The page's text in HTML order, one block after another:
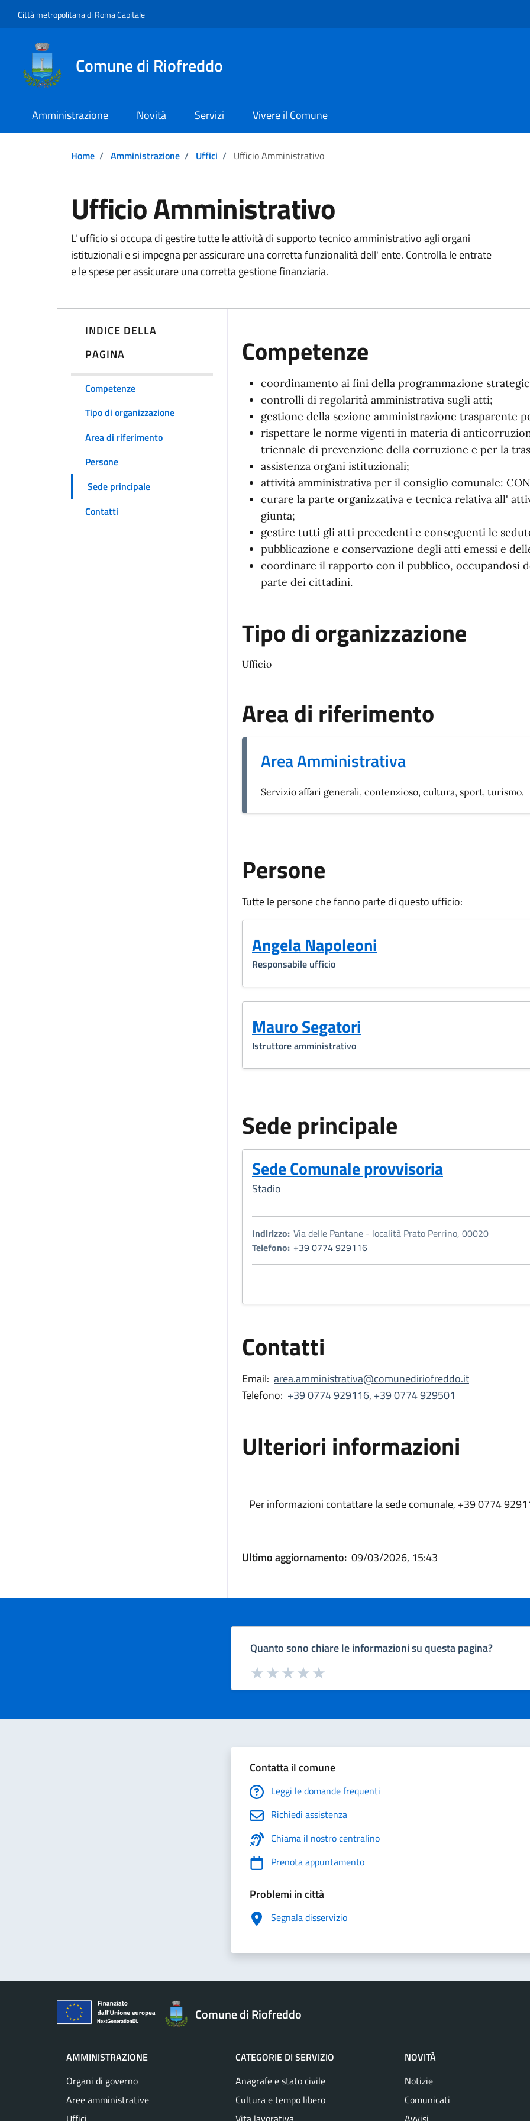
Città metropolitana di Roma Capitale
Comune di Riofreddo
Amministrazione Novità Servizi Vivere il Comune
Home / Amministrazione / Uffici / Ufficio Amministrativo
Ufficio Amministrativo
L' ufficio si occupa di gestire tutte le attività di supporto tecnico amministrativo agli organi
istituzionali e si impegna per assicurare una corretta funzionalità dell' ente. Controlla le entrate
e le spese per assicurare una corretta gestione finanziaria.
INDICE DELLA
PAGINA
Competenze
Tipo di organizzazione
Area di riferimento
Persone
Sede principale
Contatti
Competenze
coordinamento ai fini della programmazione
controlli di regolarità amministrativa sugli atti;
gestione della sezione amministrazione trasparente
rispettare le norme vigenti in materia di
triennale di prevenzione della corruzione e per la
assistenza organi istituzionali;
attività amministrativa per il consiglio comunale:
curare la parte organizzativa e tecnica relativa all'
giunta;
gestire tutti gli atti precedenti e conseguenti le
pubblicazione e conservazione degli atti emessi e
coordinare il rapporto con il pubblico, occupandosi
parte dei cittadini.
Tipo di organizzazione
Ufficio
Area di riferimento
Area Amministrativa
Servizio affari generali, contenzioso, cultura, sport, turismo.
Persone
Tutte le persone che fanno parte di questo ufficio:
Angela Napoleoni
Responsabile ufficio
Mauro Segatori
Istruttore amministrativo
Sede principale
Sede Comunale provvisoria
Stadio
Indirizzo: Via delle Pantane - località Prato Perrino, 00020
Telefono: +39 0774 929116
Contatti
Email: area.amministrativa@comunediriofreddo.it
Telefono: +39 0774 929116, +39 0774 929501
Ulteriori informazioni
Per informazioni contattare la sede comunale, +39 0774
Ultimo aggiornamento: 09/03/2026, 15:43
Quanto sono chiare le informazioni su questa pagina?
Valuta da 1 a 5 stelle la pagina
Valuta 5 stelle su 5
Valuta 4 stelle su 5
Valuta 3 stelle su 5
Valuta 2 stelle su 5
Valuta 1 stelle su 5
Contatta il comune
Leggi le domande frequenti
Richiedi assistenza
Chiama il nostro centralino
Prenota appuntamento
Problemi in città
Segnala disservizio
Comune di Riofreddo
AMMINISTRAZIONE
Organi di governo
Aree amministrative
CATEGORIE DI SERVIZIO
Anagrafe e stato civile
Cultura e tempo libero
NOVITÀ
Notizie
Comunicati